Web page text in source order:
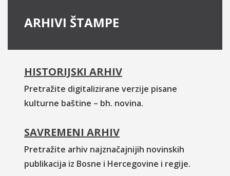
ARHIVI ŠTAMPE
HISTORIJSKI ARHIV
Pretražite digitalizirane verzije pisane
kulturne baštine – bh. novina.
SAVREMENI ARHIV
Pretražite arhiv najznačajnijih novinskih
publikacija iz Bosne i Hercegovine i regije.